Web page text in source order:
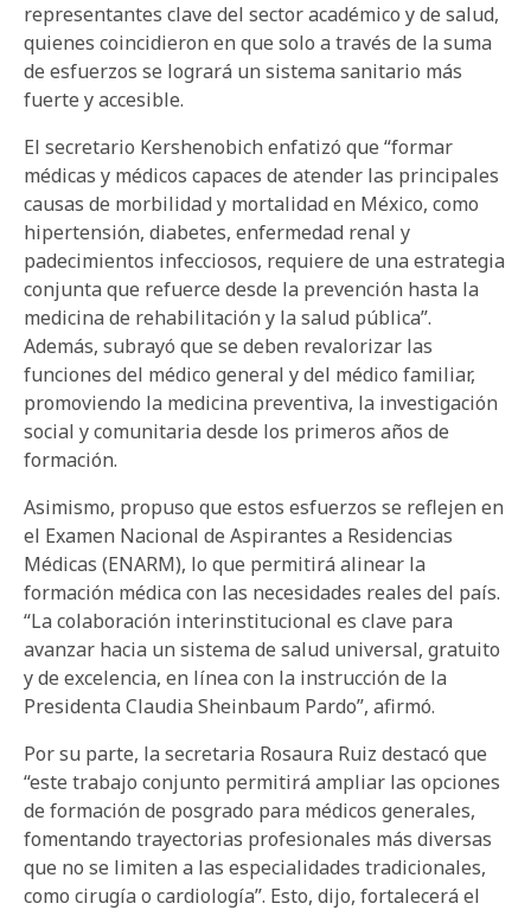
representantes clave del sector académico y de salud,
quienes coincidieron en que solo a través de la suma
de esfuerzos se logrará un sistema sanitario más
fuerte y accesible.
El secretario Kershenobich enfatizó que “formar
médicas y médicos capaces de atender las principales
causas de morbilidad y mortalidad en México, como
hipertensión, diabetes, enfermedad renal y
padecimientos infecciosos, requiere de una estrategia
conjunta que refuerce desde la prevención hasta la
medicina de rehabilitación y la salud pública”.
Además, subrayó que se deben revalorizar las
funciones del médico general y del médico familiar,
promoviendo la medicina preventiva, la investigación
social y comunitaria desde los primeros años de
formación.
Asimismo, propuso que estos esfuerzos se reflejen en
el Examen Nacional de Aspirantes a Residencias
Médicas (ENARM), lo que permitirá alinear la
formación médica con las necesidades reales del país.
“La colaboración interinstitucional es clave para
avanzar hacia un sistema de salud universal, gratuito
y de excelencia, en línea con la instrucción de la
Presidenta Claudia Sheinbaum Pardo”, afirmó.
Por su parte, la secretaria Rosaura Ruiz destacó que
“este trabajo conjunto permitirá ampliar las opciones
de formación de posgrado para médicos generales,
fomentando trayectorias profesionales más diversas
que no se limiten a las especialidades tradicionales,
como cirugía o cardiología”. Esto, dijo, fortalecerá el